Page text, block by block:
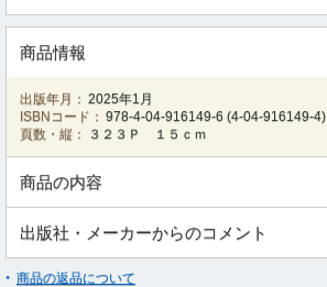
商品情報
出版年月： 2025年1月
ISBNコード： 978-4-04-916149-6 (4-04-916149-4)
頁数・縦：
３２３Ｐ １５ｃｍ
商品の内容
出版社・メーカーからのコメント
商品の返品について